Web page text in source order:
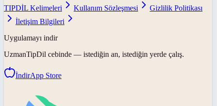
TIPDİL Kelimeleri
Kullanım Sözleşmesi
Gizlilik Politikası
İletişim Bilgileri
Uygulamayı indir
UzmanTipDil cebinde — istediğin an, istediğin yerde çalış.
İndirApp Store